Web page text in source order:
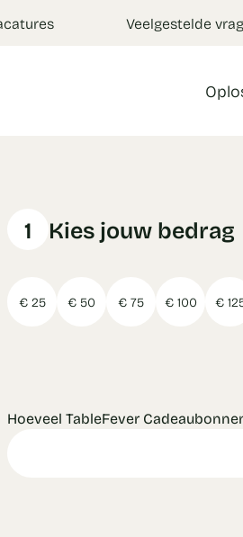
Veelgestelde
1 Kies jouw bedrag
€ 25 € 50 € 75 € 100 €
Hoeveel TableFever